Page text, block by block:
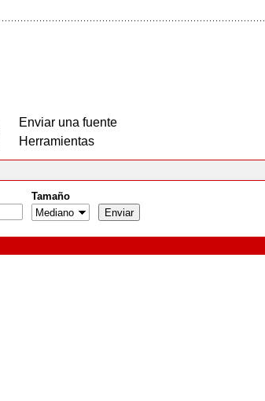
Enviar una fuente
Herramientas
Tamaño